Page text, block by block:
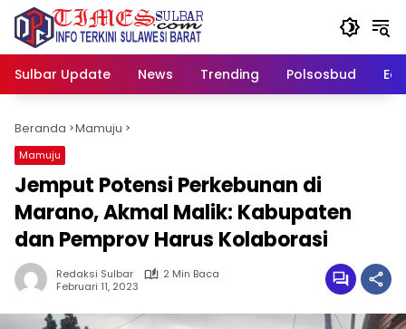
Langsung
konten
Sulbar Update
News Trending Polsosbud
Beranda Mamuju
Mamuju
Jemput Potensi Perkebunan di
Marano, Akmal Malik: Kabupaten
dan Pemprov Harus Kolaborasi
Redaksi Sulbar
2 Min Baca
Februari 11, 2023